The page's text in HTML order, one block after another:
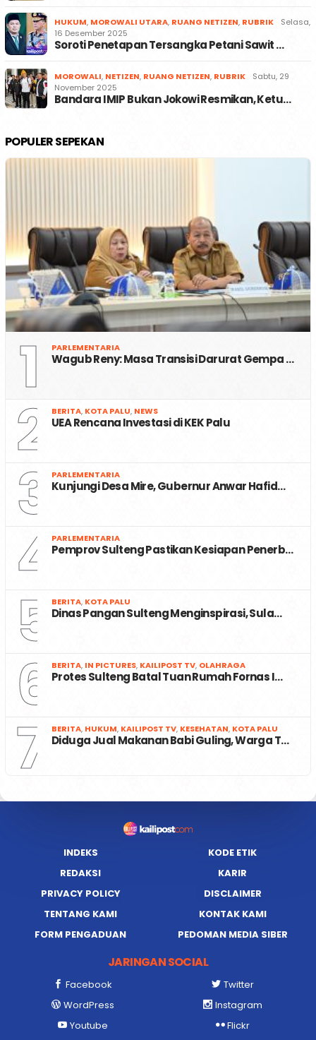
HUKUM, MOROWALI UTARA, RUANG NETIZEN, RUBRIK
Selasa,
16 Desember 2025
Soroti Penetapan Tersangka Petani Sawit …
MOROWALI, NETIZEN, RUANG NETIZEN, RUBRIK
Sabtu, 29
November 2025
Bandara IMIP Bukan Jokowi Resmikan, Ketu…
POPULER SEPEKAN
1 PARLEMENTARIA
Wagub Reny: Masa Transisi Darurat Gempa …
2 BERITA, KOTA PALU, NEWS
UEA Rencana Investasi di KEK Palu
3 PARLEMENTARIA
Kunjungi Desa Mire, Gubernur Anwar Hafid…
4 PARLEMENTARIA
Pemprov Sulteng Pastikan Kesiapan Penerb…
5 BERITA, KOTA PALU
Dinas Pangan Sulteng Menginspirasi, Sula…
6 BERITA, IN PICTURES, KAILIPOST TV, OLAHRAGA
Protes Sulteng Batal Tuan Rumah Fornas I…
7 BERITA, HUKUM, KAILIPOST TV, KESEHATAN, KOTA PALU
Diduga Jual Makanan Babi Guling, Warga T…
INDEKS
KODE ETIK
REDAKSI
KARIR
PRIVACY POLICY
DISCLAIMER
TENTANG KAMI
KONTAK KAMI
FORM PENGADUAN
PEDOMAN MEDIA SIBER
JARINGAN SOCIAL
Facebook
Twitter
WordPress
Instagram
Youtube
Flickr